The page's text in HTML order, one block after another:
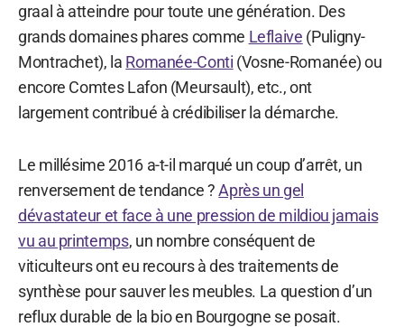
graal à atteindre pour toute une génération. Des
grands domaines phares comme Leflaive (Puligny-
Montrachet), la Romanée-Conti (Vosne-Romanée) ou
encore Comtes Lafon (Meursault), etc., ont
largement contribué à crédibiliser la démarche.
Le millésime 2016 a-t-il marqué un coup d’arrêt, un
renversement de tendance ?Après un gel
dévastateur et face à une pression de mildiou jamais
vu au printemps, un nombre conséquent de
viticulteurs ont eu recours à des traitements de
synthèse pour sauver les meubles. La question d’un
reflux durable de la bio en Bourgogne se posait.